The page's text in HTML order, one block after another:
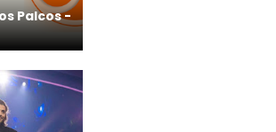
Palcos -